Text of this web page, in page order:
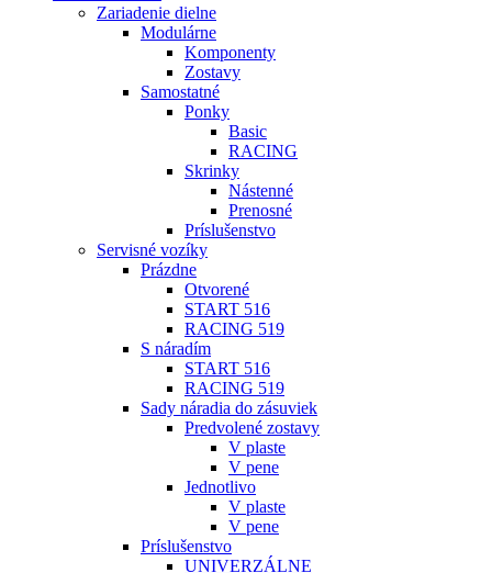
Zariadenie dielne
Modulárne
Komponenty
Zostavy
Samostatné
Ponky
Basic
RACING
Skrinky
Nástenné
Prenosné
Príslušenstvo
Servisné vozíky
Prázdne
Otvorené
START 516
RACING 519
S náradím
START 516
RACING 519
Sady náradia do zásuviek
Predvolené zostavy
V plaste
V pene
Jednotlivo
V plaste
V pene
Príslušenstvo
UNIVERZÁLNE